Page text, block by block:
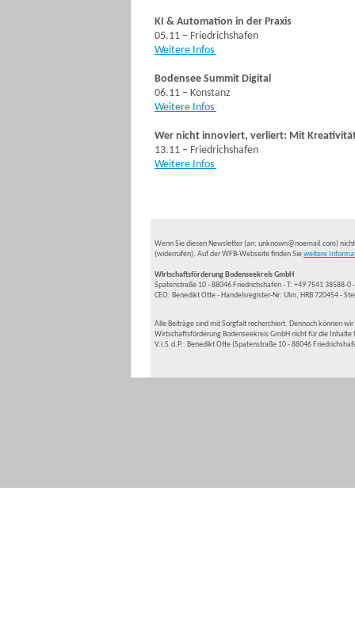
KI & Automation in der Praxis
05.11 – Friedrichshafen
Weitere Infos
Bodensee Summit Digital
06.11 – Konstanz
Weitere Infos
Wer nicht innoviert, verliert: Mit
13.11 – Friedrichshafen
Weitere Infos
Wenn Sie diesen Newsletter (an: unknown@noemail.com)
(widerrufen). Auf der WFB-Webseite finden Sieweitere
Wirtschaftsförderung Bodenseekreis GmbH
Spatenstraße 10 - 88046 Friedrichshafen - T: +49 7541 38588-
CEO: Benedikt Otte - Handelsregister-Nr: Ulm, HRB 720454 -
Alle Beiträge sind mit Sorgfalt recherchiert. Dennoch können
Wirtschaftsförderung Bodenseekreis GmbH nicht für die
V.i.S.d.P.: Benedikt Otte (Spatenstraße 10 - 88046